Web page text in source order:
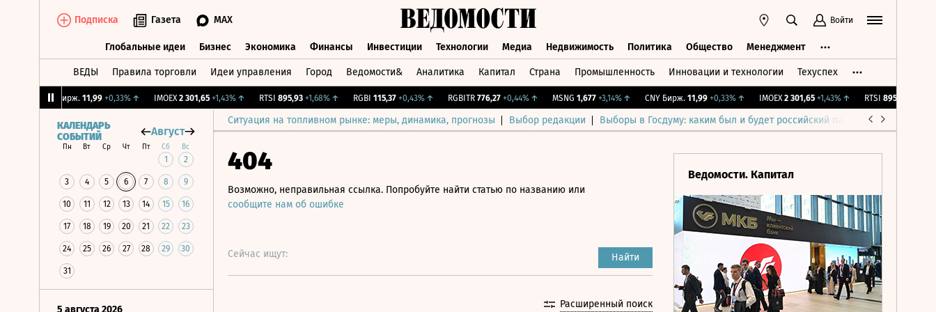
Подписка Газета MAX Войти
Глобальные идеи Бизнес Экономика Финансы Инвестиции Технологии Медиа Недвижимость Политика Общество Менеджмент
ВЕДЫ Правила торговли Идеи управления Город Ведомости& Аналитика Капитал Страна Промышленность Инновации и технологии Техуспех
CNY Бирж. 11,99 +0,33%↑ IMOEX 2 301,65 +1,43%↑ RTSI 895,93 +1,68%↑ RGBI 115,37 +0,43%↑ RGBITR 776,27 +0,44%↑ MSNG 1,677 +3,14% ↑ CNY Бирж. 11,99 +0,33%↑ IMOEX 2 301,65 +1,43%↑ RTSI 895,93
Ситуация на топливном рынке: меры, динамика, прогнозы Выбор редакции Выборы в Госдуму: каким был и будет российский парламент
КАЛЕНДАРЬ
СОБЫТИЙ
Август
Пн Вт Ср Чт Пт Сб Вс
1 2
3 4 5 6 7 8 9
10 11 12 13 14 15 16
17 18 19 20 21 22 23
24 25 26 27 28 29 30
31
5 августа 2026
404
Возможно, неправильная ссылка. Попробуйте найти статью по названию или
сообщите нам об ошибке
Сейчас ищут: Найти
Расширенный поиск
Ведомости. Капитал